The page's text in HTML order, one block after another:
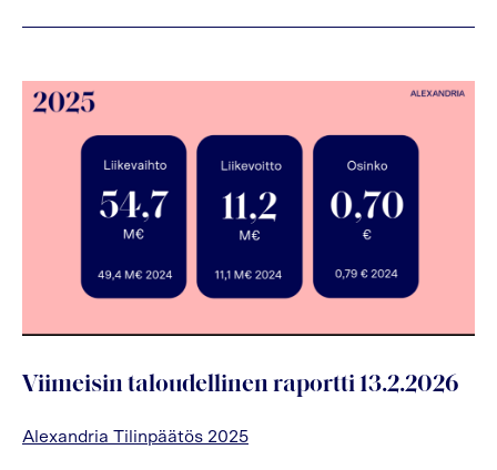
Viimeisin taloudellinen raportti 13.2.2026
Alexandria Tilinpäätös 2025